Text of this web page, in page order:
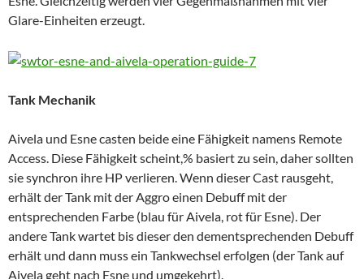
Glare-Einheiten erzeugt.
Tank Mechanik
Aivela und Esne casten beide eine Fähigkeit namens Remote
Access. Diese Fähigkeit scheint,% basiert zu sein, daher sollten
sie synchron ihre HP verlieren. Wenn dieser Cast rausgeht,
erhält der Tank mit der Aggro einen Debuff mit der
entsprechenden Farbe (blau für Aivela, rot für Esne). Der
andere Tank wartet bis dieser den dementsprechenden Debuff
erhält und dann muss ein Tankwechsel erfolgen (der Tank auf
Aivela geht nach Esne und umgekehrt).